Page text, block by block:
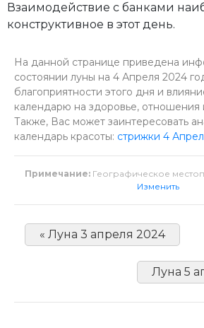
Взаимодействие с банками
конструктивное в этот день.
На данной странице приведена
состоянии луны на 4 Апреля 2024
благоприятности этого дня и
календарю на здоровье, отношения
Также, Вас может заинтересовать
календарь красоты: стрижки 4
Примечание: Географическое
Изменить
« Луна 3 апреля 2024
Луна 5